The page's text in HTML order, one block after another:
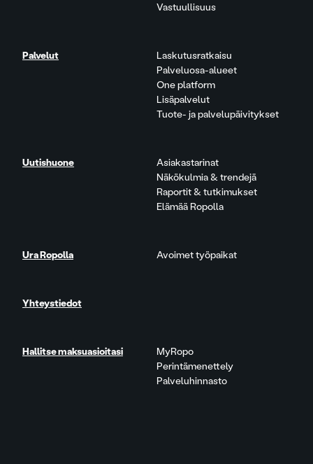
Vastuullisuus
Palvelut
Laskutusratkaisu
Palveluosa-alueet
One platform
Lisäpalvelut
Tuote- ja palvelupäivitykset
Uutishuone
Asiakastarinat
Näkökulmia & trendejä
Raportit & tutkimukset
Elämää Ropolla
Ura Ropolla Avoimet työpaikat
Yhteystiedot
Hallitse maksuasioitasi
MyRopo
Perintämenettely
Palveluhinnasto